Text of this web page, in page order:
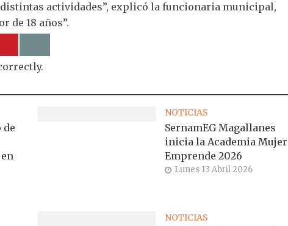
actividades”, explicó la funcionaria municipal,
de 18 años”.
de
NOTICIAS
SernamEG Magallanes
inicia la Academia Mujer
Emprende 2026
Lunes 13 Abril 2026
NOTICIAS